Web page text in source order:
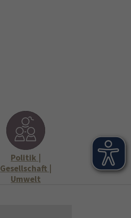
Politik |
Gesellschaft |
Umwelt